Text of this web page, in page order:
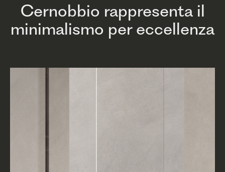
Cernobbio rappresenta il
minimalismo per eccellenza